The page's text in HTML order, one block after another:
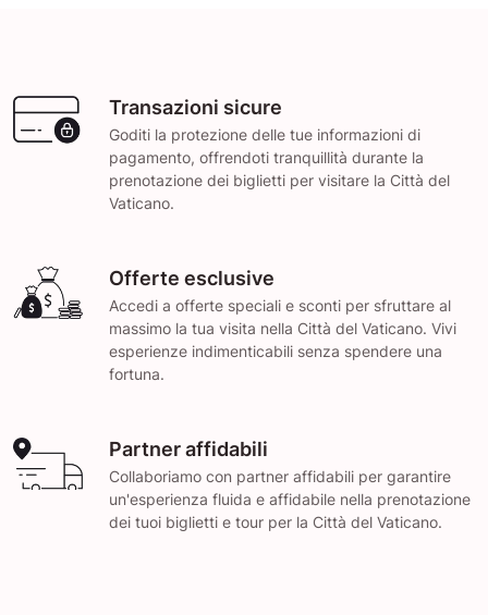
Transazioni sicure
Goditi la protezione delle tue informazioni di
pagamento, offrendoti tranquillità durante la
prenotazione dei biglietti per visitare la Città del
Vaticano.
Offerte esclusive
Accedi a offerte speciali e sconti per sfruttare al
massimo la tua visita nella Città del Vaticano. Vivi
esperienze indimenticabili senza spendere una
fortuna.
Partner affidabili
Collaboriamo con partner affidabili per garantire
un'esperienza fluida e affidabile nella prenotazione
dei tuoi biglietti e tour per la Città del Vaticano.